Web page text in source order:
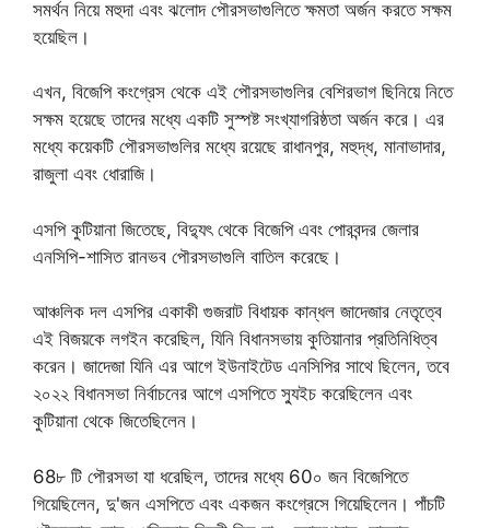
সমর্থন নিয়ে মহুদা এবং ঝলোদ পৌরসভাগুলিতে ক্ষমতা অর্জন করতে সক্ষম
হয়েছিল।
এখন, বিজেপি কংগ্রেস থেকে এই পৌরসভাগুলির বেশিরভাগ ছিনিয়ে নিতে
সক্ষম হয়েছে তাদের মধ্যে একটি সুস্পষ্ট সংখ্যাগরিষ্ঠতা অর্জন করে। এর
মধ্যে কয়েকটি পৌরসভাগুলির মধ্যে রয়েছে রাধানপুর, মহুদ্ধ, মানাভাদার,
রাজুলা এবং ধোরাজি।
এসপি কুটিয়ানা জিতেছে, বিদ্যুৎ থেকে বিজেপি এবং পোরবন্দর জেলার
এনসিপি-শাসিত রানভব পৌরসভাগুলি বাতিল করেছে।
আঞ্চলিক দল এসপির একাকী গুজরাট বিধায়ক কান্ধল জাদেজার নেতৃত্বে
এই বিজয়কে লগইন করেছিল, যিনি বিধানসভায় কুতিয়ানার প্রতিনিধিত্ব
করেন। জাদেজা যিনি এর আগে ইউনাইটেড এনসিপির সাথে ছিলেন, তবে
২০২২ বিধানসভা নির্বাচনের আগে এসপিতে স্যুইচ করেছিলেন এবং
কুটিয়ানা থেকে জিতেছিলেন।
68৮ টি পৌরসভা যা ধরেছিল, তাদের মধ্যে 60০ জন বিজেপিতে
গিয়েছিলেন, দু'জন এসপিতে এবং একজন কংগ্রেসে গিয়েছিলেন। পাঁচটি